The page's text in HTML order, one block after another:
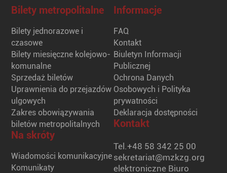
Bilety metropolitalne
Bilety jednorazowe i
czasowe
Bilety miesięczne kolejowo-
komunalne
Sprzedaż biletów
Uprawnienia do przejazdów
ulgowych
Zakres obowiązywania
biletów metropolitalnych
Na skróty
Wiadomości komunikacyjne
Komunikaty
Informacje
FAQ
Kontakt
Biuletyn Informacji
Publicznej
Ochrona Danych
Osobowych i Polityka
prywatności
Deklaracja dostępności
Kontakt
Tel.+48 58 342 25 00
sekretariat@mzkzg.org
elektroniczne Biuro